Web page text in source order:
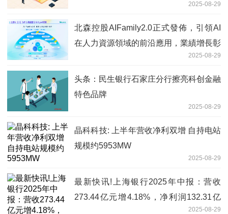
2025-08-29
北森控股AIFamily2.0正式發佈，引領AI
在人力資源領域的前沿應用，業績增長彰
2025-08-29
头条：民生银行石家庄分行擦亮科创金融
特色品牌
2025-08-29
晶科科技: 上半年营收净利双增 自持电站
规模约5953MW
2025-08-29
最新快讯!上海银行2025年中报：营收
273.44亿元增4.18%，净利润132.31亿
2025-08-29